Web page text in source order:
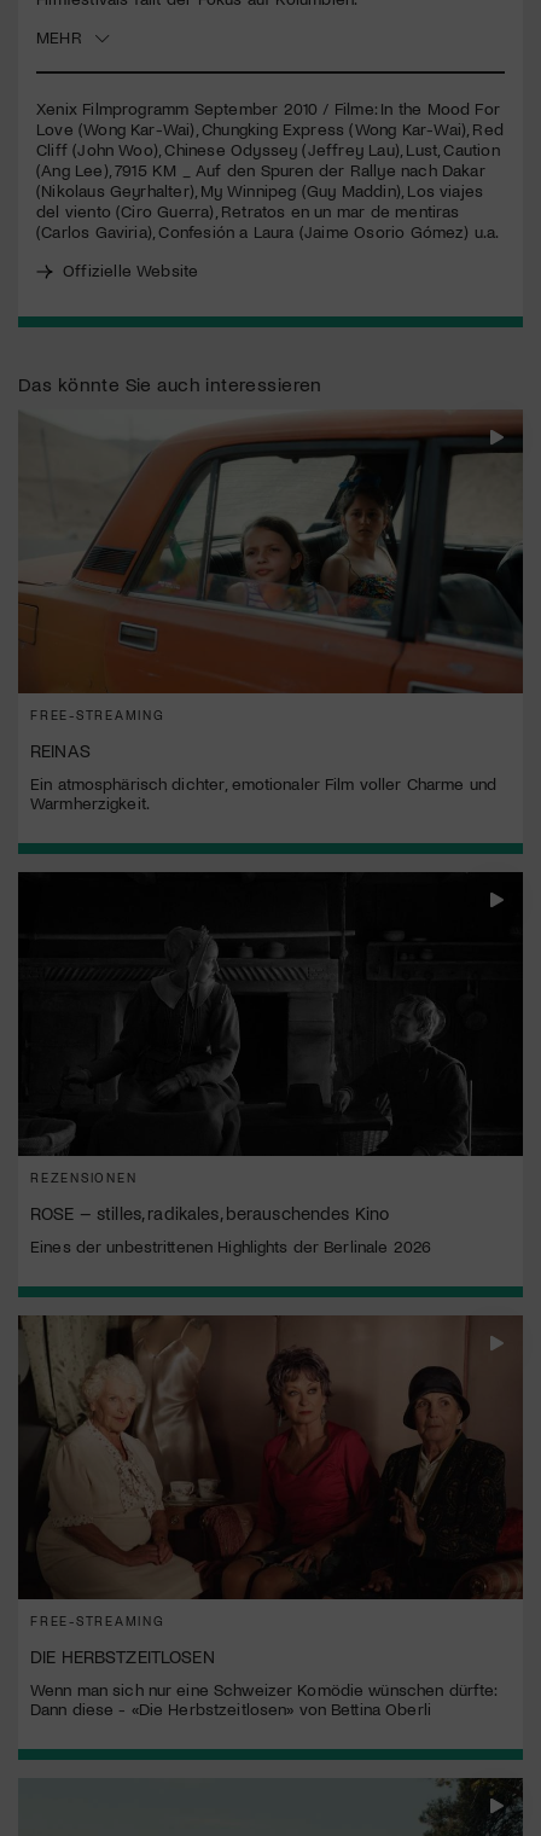
MEHR
Xenix Filmprogramm September 2010 / Filme: In the Mood For
Love (Wong Kar-Wai), Chungking Express (Wong Kar-Wai), Red
Cliff (John Woo), Chinese Odyssey (Jeffrey Lau), Lust, Caution
(Ang Lee), 7915 KM _ Auf den Spuren der Rallye nach Dakar
(Nikolaus Geyrhalter), My Winnipeg (Guy Maddin), Los viajes
del viento (Ciro Guerra), Retratos en un mar de mentiras
(Carlos Gaviria), Confesión a Laura (Jaime Osorio Gómez) u.a.
Offizielle Website
Das könnte Sie auch interessieren
FREE-STREAMING
REINAS
Ein atmosphärisch dichter, emotionaler Film voller Charme und
Warmherzigkeit.
REZENSIONEN
ROSE – stilles, radikales, berauschendes Kino
Eines der unbestrittenen Highlights der Berlinale 2026
FREE-STREAMING
DIE HERBSTZEITLOSEN
Wenn man sich nur eine Schweizer Komödie wünschen dürfte:
Dann diese - «Die Herbstzeitlosen» von Bettina Oberli